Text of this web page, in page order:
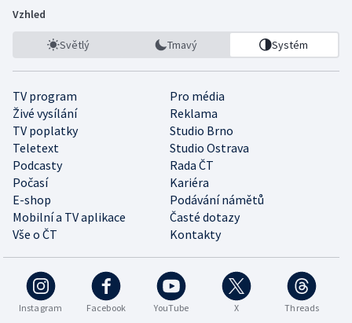
Vzhled
Světlý Tmavý Systém
TV program
Pro média
Živé vysílání
Reklama
TV poplatky
Studio Brno
Teletext
Studio Ostrava
Podcasty
Rada ČT
Počasí
Kariéra
E-shop
Podávání námětů
Mobilní a TV aplikace
Časté dotazy
Vše o ČT
Kontakty
Instagram Facebook YouTube X Threads